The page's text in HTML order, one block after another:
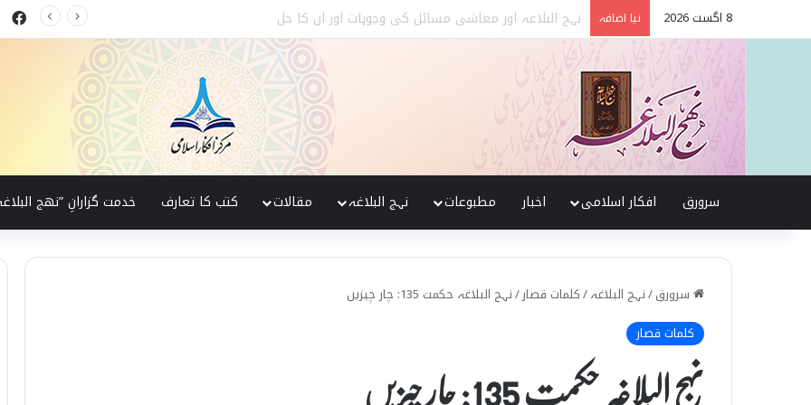
8 اگست 2026 نیا اضافہ نہج البلاغہ میں حقیقی شیعہ کی پہچان
سرورق افکار اسلامی اخبار مطبوعات نہج البلاغہ مقالات کتب کا تعارف خدمت گزارانِ ”نھج
سرورق/نہج البلاغہ/کلمات قصار/نہج البلاغہ حکمت 135: چار چیزیں
کلمات قصار